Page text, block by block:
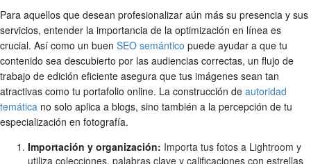
Para aquellos que desean profesionalizar aún más su presencia y sus
servicios, entender la importancia de la optimización en línea es
crucial. Así como un buen SEO semántico puede ayudar a que tu
contenido sea descubierto por las audiencias correctas, un flujo de
trabajo de edición eficiente asegura que tus imágenes sean tan
atractivas como tu portafolio online. La construcción de autoridad
temática no solo aplica a blogs, sino también a la percepción de tu
especialización en fotografía.
Importación y organización: Importa tus fotos a Lightroom y
utiliza colecciones, palabras clave y calificaciones con estrellas